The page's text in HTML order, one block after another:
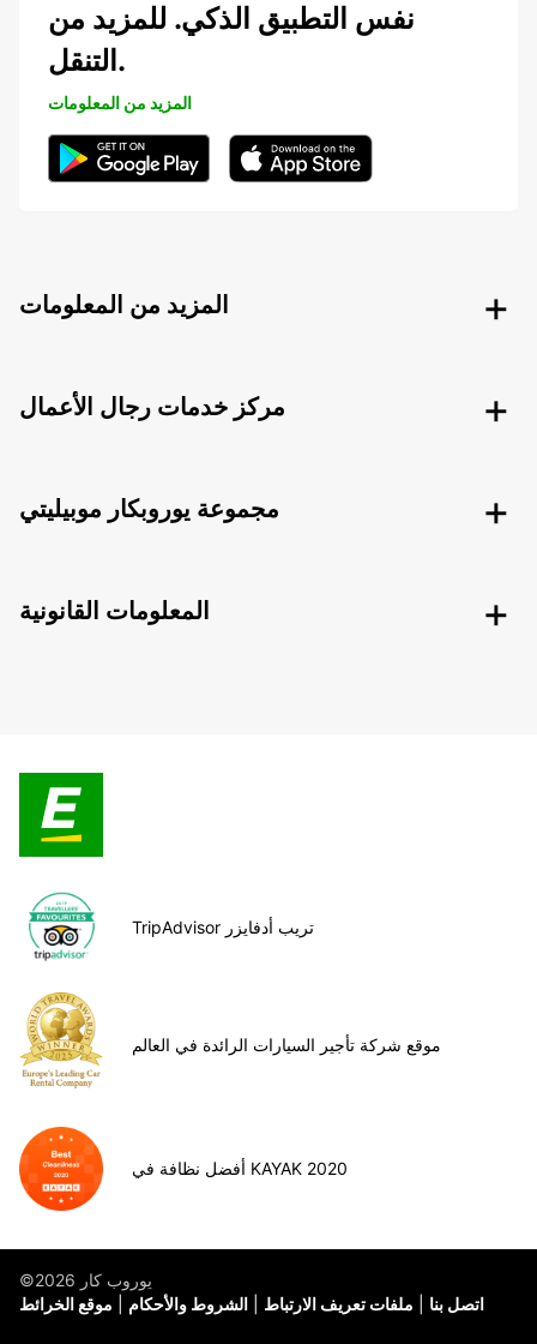
نفس التطبيق الذكي. للمزيد من
التنقل.
المزيد من المعلومات
المزيد من المعلومات
مركز خدمات رجال الأعمال
مجموعة يوروبكار موبيليتي
المعلومات القانونية
TripAdvisor تريب أدفايزر
موقع شركة تأجير السيارات الرائدة في العالم
أفضل نظافة في KAYAK 2020
©يوروب كار 2026
موقع الخرائط
الشروط والأحكام ملفات تعريف الارتباط اتصل بنا